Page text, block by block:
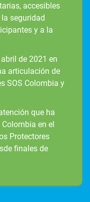
accesibles
seguridad
y a la
de 2021 en
articulación de
SOS Colombia y
que ha
en el
Protectores
finales de